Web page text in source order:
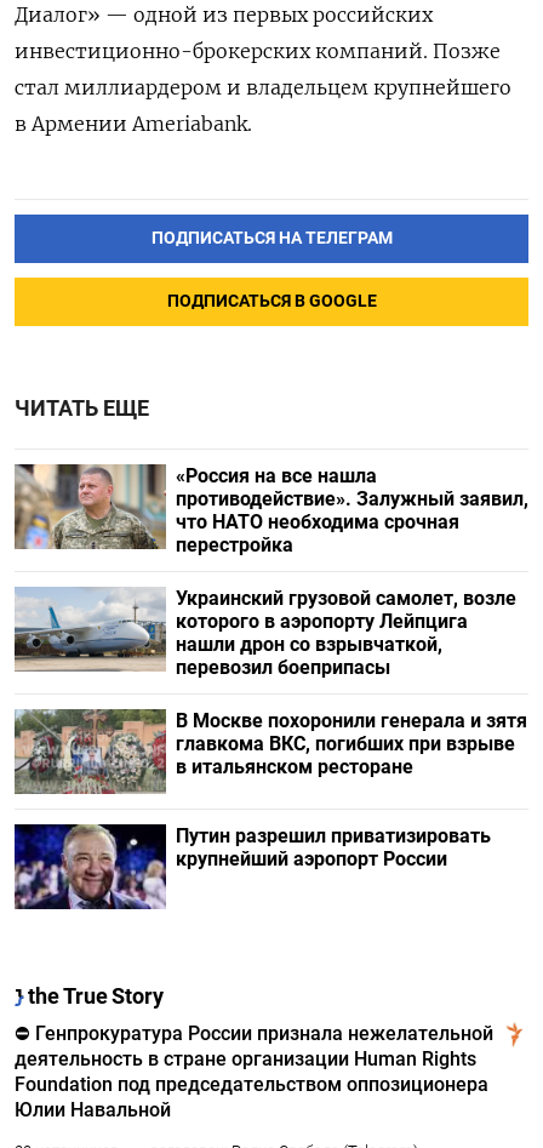
Диалог» — одной из первых российских
инвестиционно-брокерских компаний. Позже
стал миллиардером и владельцем крупнейшего
в Армении Ameriabank.
ПОДПИСАТЬСЯ НА ТЕЛЕГРАМ
ПОДПИСАТЬСЯ В GOOGLE
ЧИТАТЬ ЕЩЕ
«Россия на все нашла
противодействие». Залужный заявил,
что НАТО необходима срочная
перестройка
Украинский грузовой самолет, возле
которого в аэропорту Лейпцига
нашли дрон со взрывчаткой,
перевозил боеприпасы
В Москве похоронили генерала и зятя
главкома ВКС, погибших при взрыве
в итальянском ресторане
Путин разрешил приватизировать
крупнейший аэропорт России